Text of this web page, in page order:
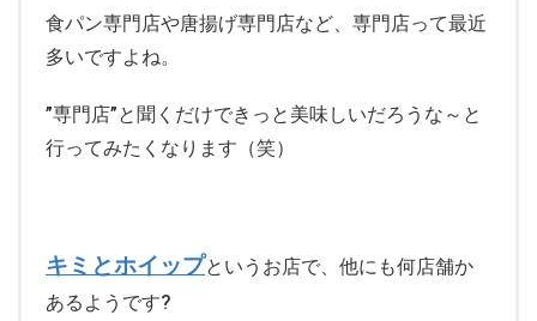
食パン専門店や唐揚げ専門店など、専門店って最近
多いですよね。
”専門店”と聞くだけできっと美味しいだろうな～と
行ってみたくなります（笑）
キミとホイップというお店で、他にも何店舗か
あるようです?